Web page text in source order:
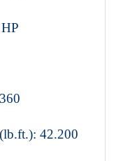
42.200